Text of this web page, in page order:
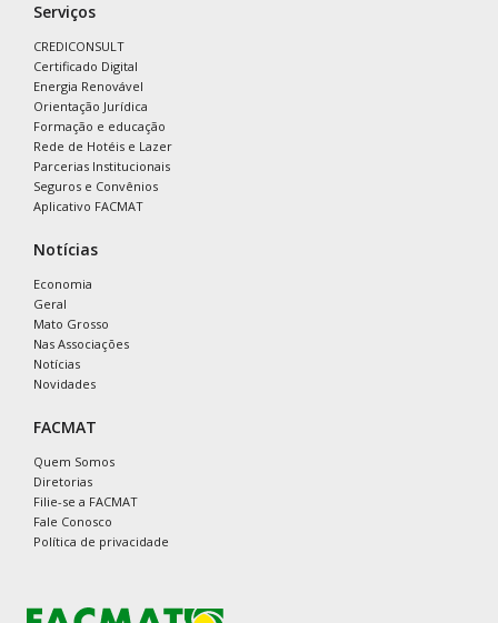
Serviços
CREDICONSULT
Certificado Digital
Energia Renovável
Orientação Jurídica
Formação e educação
Rede de Hotéis e Lazer
Parcerias Institucionais
Seguros e Convênios
Aplicativo FACMAT
Notícias
Economia
Geral
Mato Grosso
Nas Associações
Notícias
Novidades
FACMAT
Quem Somos
Diretorias
Filie-se a FACMAT
Fale Conosco
Política de privacidade